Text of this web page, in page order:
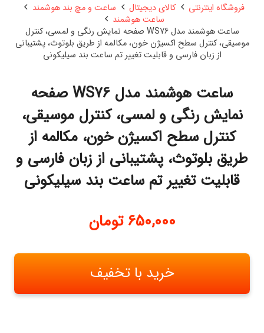
فروشگاه اینترنتی کالای دیجیتال
ساعت و مچ بند هوشمند
ساعت هوشمند
ساعت هوشمند مدل WS76 صفحه نمایش رنگی و لمسی، کنترل
موسیقی، کنترل سطح اکسیژن خون، مکالمه از طریق بلوتوث، پشتیبانی
از زبان فارسی و قابلیت تغییر تم ساعت بند سیلیکونی
ساعت هوشمند مدل WS76 صفحه
نمایش رنگی و لمسی، کنترل موسیقی،
کنترل سطح اکسیژن خون، مکالمه از
طریق بلوتوث، پشتیبانی از زبان فارسی و
قابلیت تغییر تم ساعت بند سیلیکونی
650,000 تومان
خرید با تخفیف